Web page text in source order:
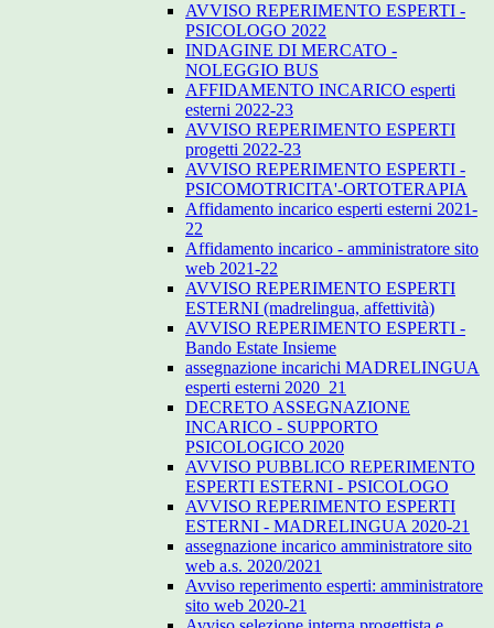
AVVISO REPERIMENTO ESPERTI -
PSICOLOGO 2022
INDAGINE DI MERCATO -
NOLEGGIO BUS
AFFIDAMENTO INCARICO esperti
esterni 2022-23
AVVISO REPERIMENTO ESPERTI
progetti 2022-23
AVVISO REPERIMENTO ESPERTI -
PSICOMOTRICITA'-ORTOTERAPIA
Affidamento incarico esperti esterni 2021-
22
Affidamento incarico - amministratore sito
web 2021-22
AVVISO REPERIMENTO ESPERTI
ESTERNI (madrelingua, affettività)
AVVISO REPERIMENTO ESPERTI -
Bando Estate Insieme
assegnazione incarichi MADRELINGUA
esperti esterni 2020_21
DECRETO ASSEGNAZIONE
INCARICO - SUPPORTO
PSICOLOGICO 2020
AVVISO PUBBLICO REPERIMENTO
ESPERTI ESTERNI - PSICOLOGO
AVVISO REPERIMENTO ESPERTI
ESTERNI - MADRELINGUA 2020-21
assegnazione incarico amministratore sito
web a.s. 2020/2021
Avviso reperimento esperti: amministratore
sito web 2020-21